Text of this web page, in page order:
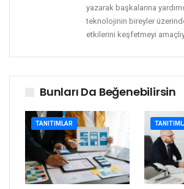
yazarak başkalarına
teknolojinin bireyler
etkilerini keşfetmeyi
Bunları Da Beğenebilirsin
TANITIMLAR